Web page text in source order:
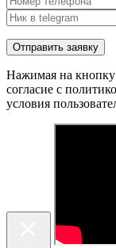
Нажимая на кнопку
согласие с
условия